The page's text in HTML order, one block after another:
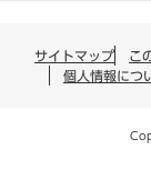
サイトマップ こ
個人情報につ